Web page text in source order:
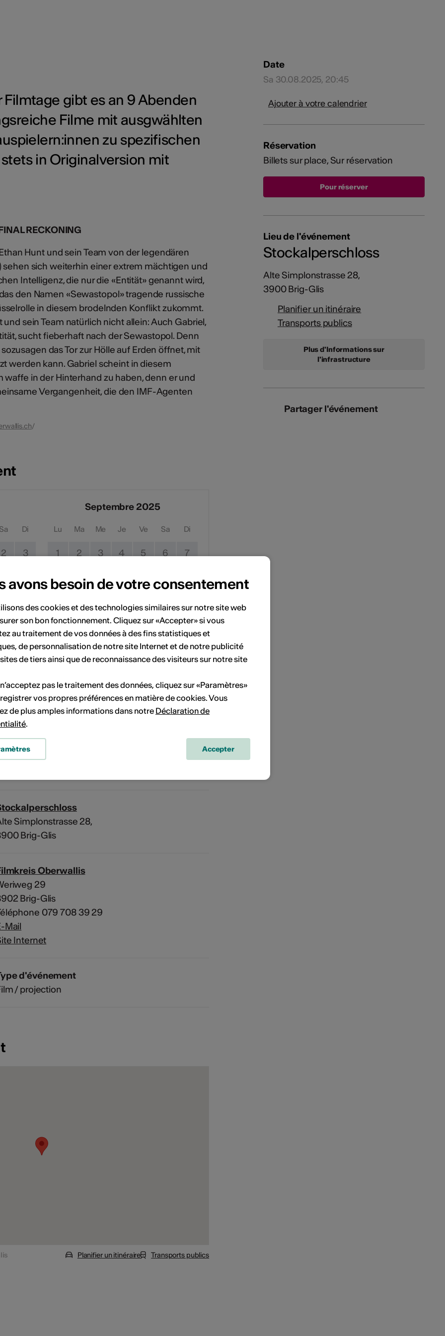
gibt es an 9 Abenden
Filme mit ausgwählten
zu spezifischen
in Originalversion mit
RECKONING
Hunt und sein Team von der legendären
sehen sich weiterhin einer extrem mächtigen und
Intelligenz, die nur die «Entität» genannt wird,
den Namen «Sewastopol» tragende russische
in diesem brodelnden Konflikt zukommt.
sein Team natürlich nicht allein: Auch Gabriel,
sucht fieberhaft nach der Sewastopol. Denn
das Tor zur Hölle auf Erden öffnet, mit
werden kann. Gabriel scheint in diesem
in der Hinterhand zu haben, denn er und
Vergangenheit, die den IMF-Agenten
/
Sa Di
2 3
24
31
Septembre 2025
Lu Ma Me Je Ve Sa Di
1 2 3 4 5 6 7
10
22 23 24 25 26 27 28
29 30
Pas de date de mise en œuvre
à votre calendrier.
Simplonstrasse 28,
Brig-Glis
Oberwallis
29
Brig-Glis
079 708 39 29
Mail
Internet
d'événement
/ projection
Planifier un itinéraire Transports publics
Date
Sa 30.08.2025, 20:45
Ajouter à votre calendrier
Réservation
Billets sur place, Sur réservation
Lieu de l'événement
Stockalperschloss
Alte Simplonstrasse 28,
3900 Brig-Glis
Planifier un itinéraire
Transports publics
Plus d'Informations sur
l'infrastructure
Partager l'événement
avons besoin de votre consentement
des cookies et des technologies similaires sur notre site web
son bon fonctionnement. Cliquez sur «Accepter» si vous
au traitement de vos données à des fins statistiques et
de personnalisation de notre site Internet et de notre publicité
de tiers ainsi que de reconnaissance des visiteurs sur notre site
pas le traitement des données, cliquez sur «Paramètres»
vos propres préférences en matière de cookies. Vous
de plus amples informations dans notre Déclaration de
.
Accepter